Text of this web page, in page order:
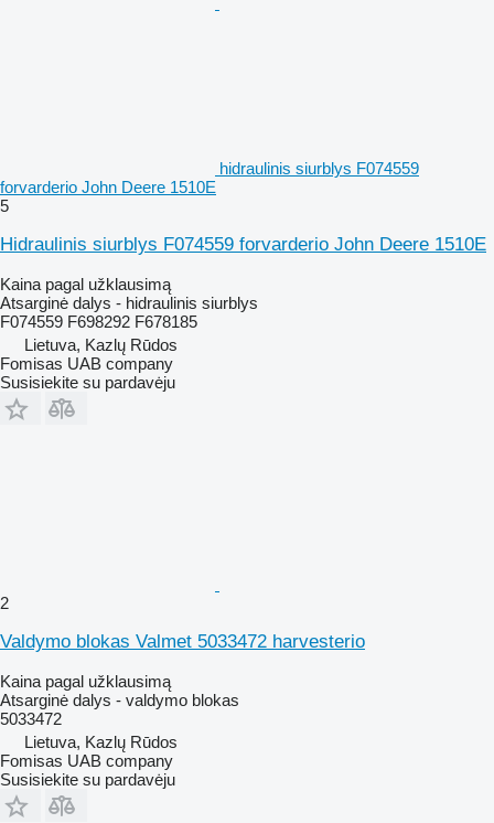
hidraulinis siurblys F074559
forvarderio John Deere 1510E
5
Hidraulinis siurblys F074559 forvarderio John Deere 1510E
Kaina pagal užklausimą
Atsarginė dalys - hidraulinis siurblys
F074559 F698292 F678185
Lietuva, Kazlų Rūdos
Fomisas UAB company
Susisiekite su pardavėju
2
Valdymo blokas Valmet 5033472 harvesterio
Kaina pagal užklausimą
Atsarginė dalys - valdymo blokas
5033472
Lietuva, Kazlų Rūdos
Fomisas UAB company
Susisiekite su pardavėju